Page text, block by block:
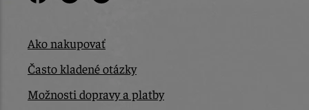
Ako nakupovať
Často kladené otázky
Možnosti dopravy a platby